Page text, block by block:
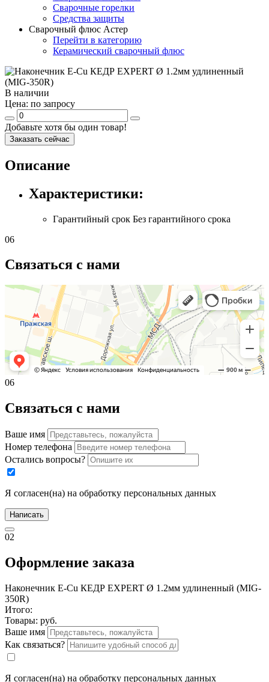
Сварочные горелки
Средства защиты
Сварочный флюс Астер
Перейти в категорию
Керамический сварочный флюс
В наличии
Цена: по запросу
Добавьте хотя бы один товар!
Заказать сейчас
Описание
Характеристики:
Гарантийный срок Без гарантийного срока
06
Связаться с нами
06
Связаться с нами
Ваше имя
Номер телефона
Остались вопросы?
Я согласен(на) на обработку персональных данных
Написать
02
Оформление заказа
Наконечник E-Cu КЕДР EXPERT Ø 1.2мм удлиненный (MIG-
350R)
Итого:
Товары: руб.
Ваше имя
Как связаться?
Я согласен(на) на обработку персональных данных